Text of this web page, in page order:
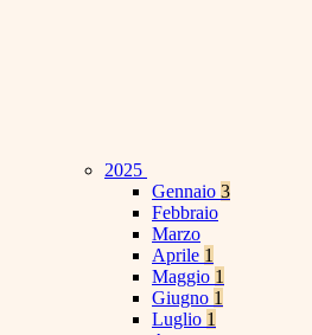
2025
Gennaio 3
Febbraio
Marzo
Aprile 1
Maggio 1
Giugno 1
Luglio 1